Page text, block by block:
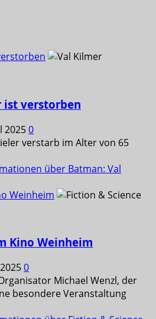
ist verstorben
20250
verstarb im Alter von 65
über Batman: Val
Weinheim
Kino Weinheim
0
Michael Wenzl, der
besondere Veranstaltung